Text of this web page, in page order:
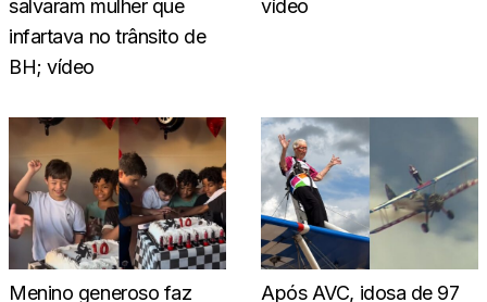
salvaram mulher que
infartava no trânsito de
BH; vídeo
vídeo
Menino generoso faz
Após AVC, idosa de 97